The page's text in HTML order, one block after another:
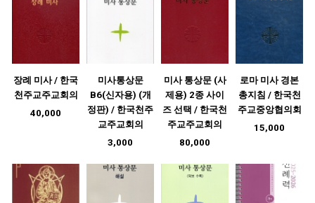
장례 미사 / 한국
천주교주교회의
40,000
미사통상문
B6(신자용) (개
정판) / 한국천주
교주교회의
3,000
미사 통상문 (사
제용) 2종 사이
즈 선택 / 한국천
주교주교회의
80,000
로마 미사 경본
총지침 / 한국천
주교중앙협의회
15,000